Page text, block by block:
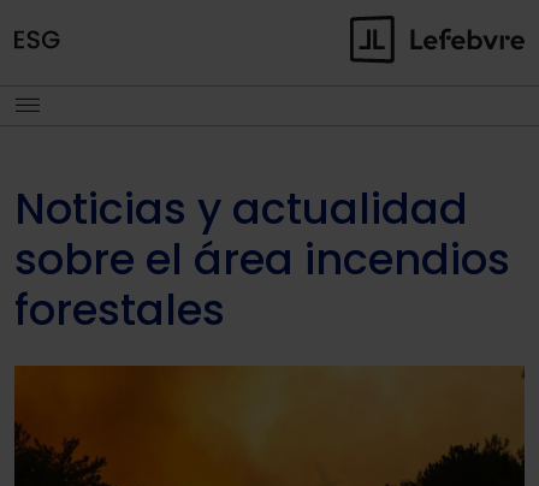
Noticias y actualidad
sobre el área incendios
forestales